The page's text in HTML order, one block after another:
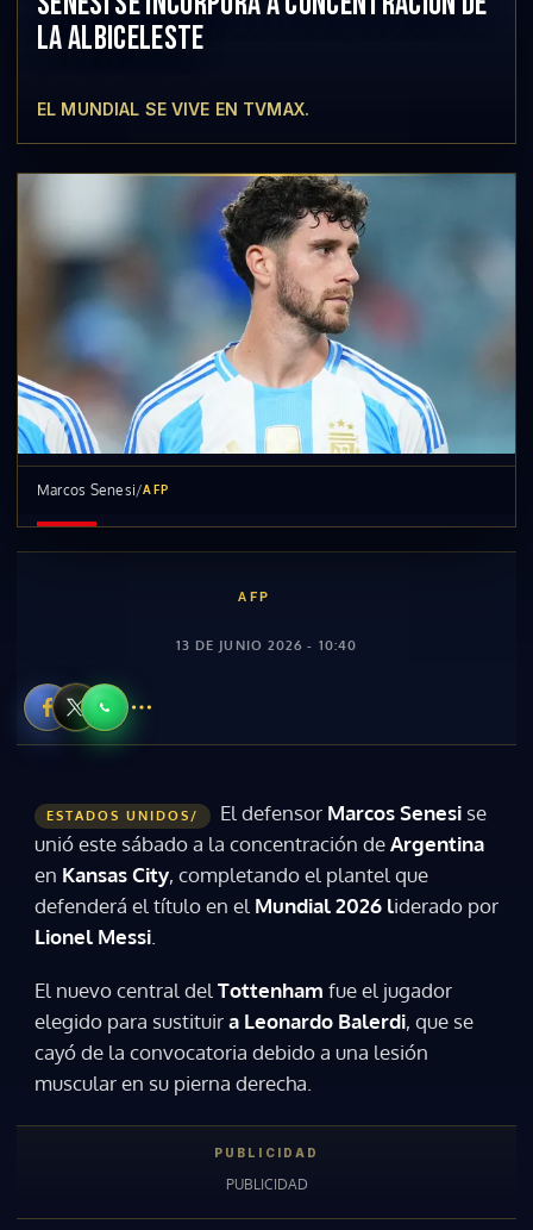
LA ALBICELESTE
EL MUNDIAL SE VIVE EN TVMAX.
Marcos Senesi/AFP
AFP
13 DE JUNIO 2026 - 10:40
ESTADOS UNIDOS/ El defensor Marcos Senesise
unió este sábado a la concentración deArgentina
en Kansas City, completando el plantel que
defenderá el título en el Mundial 2026 liderado por
Lionel Messi
El nuevo central del Tottenham fue el jugador
elegido para sustituira Leonardo Balerdi, que se
cayó de la convocatoria debido a una lesión
muscular en su pierna derecha.